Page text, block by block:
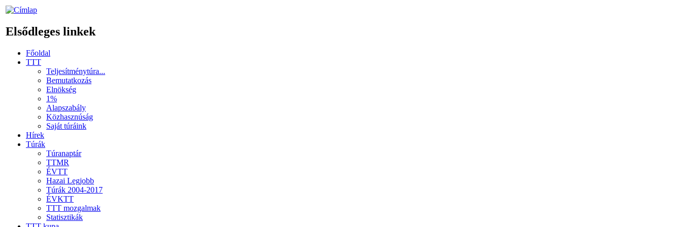
Elsődleges linkek
Főoldal
TTT
Teljesítménytúra...
Bemutatkozás
Elnökség
1%
Alapszabály
Közhasznúság
Saját túráink
Hírek
Túrák
Túranaptár
TTMR
ÉVTT
Hazai Legjobb
Túrák 2004-2017
ÉVKTT
TTT mozgalmak
Statisztikák